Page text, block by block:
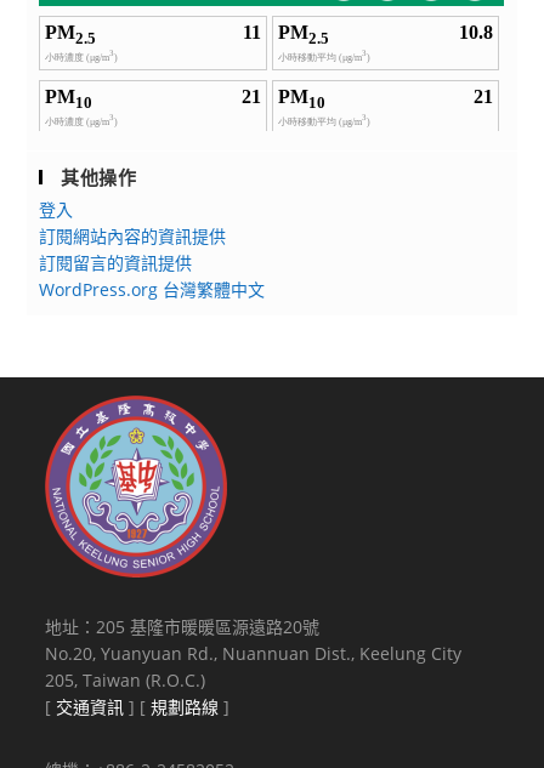
其他操作
登入
訂閱網站內容的資訊提供
訂閱留言的資訊提供
WordPress.org 台灣繁體中文
地址：205 基隆市暖暖區源遠路20號
No.20, Yuanyuan Rd., Nuannuan Dist., Keelung City
205, Taiwan (R.O.C.)
[ 交通資訊 ] [規劃路線 ]